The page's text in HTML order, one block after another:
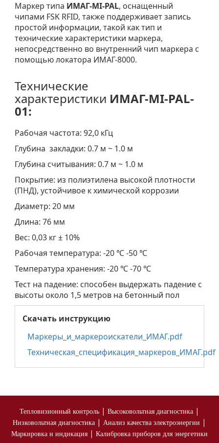
Маркер типа ИМАГ-MI-PAL, оснащенный
чипами FSK RFID, также поддерживает запись
простой информации, такой как тип и
технические характеристики маркера,
непосредственно во внутренний чип маркера с
помощью локатора ИМАГ-8000.
Технические
характеристики ИМАГ-MI-PAL-
01:
Рабочая частота: 92,0 кГц
Глубина закладки: 0.7 м ~ 1.0 м
Глубина считывания: 0.7 м ~ 1.0 м
Покрытие: из полиэтилена высокой плотности
(ПНД), устойчивое к химической коррозии
Диаметр: 20 мм
Длина: 76 мм
Вес: 0,03 кг ± 10%
Рабочая температура: -20 ℃ -50 ℃
Температура хранения: -20 ℃ -70 ℃
Тест на падение: способен выдержать падение с
высоты около 1,5 метров на бетонный пол
Скачать инструкцию
Маркеры_и_маркероискатели_ИМАГ.pdf
Техническая_спецификация_маркеров_ИМАГ.pdf
Тепловизионный контроль | Высоковольтная диагностика |
Низковольтная диагностика | Анализ качества электроэнергии |
Маркировка и индикация | Калибровка приборов для энергетики